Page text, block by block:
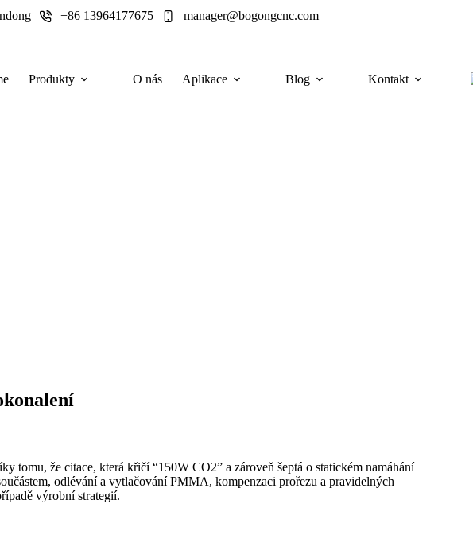
+86 13964177675 manager@bogongcnc.com
Produkty O nás Aplikace Blog Kontakt
tomu, že citace, která křičí “150W CO2” a zároveň šeptá o statickém namáhání
odlévání a vytlačování PMMA, kompenzaci prořezu a pravidelných
výrobní strategií.